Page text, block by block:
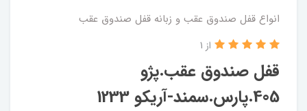
انواع قفل صندوق عقب و زبانه قفل صندوق عقب
قفل صندوق عقب.پژو
405.پارس.سمند-آریکو 1233
از 1